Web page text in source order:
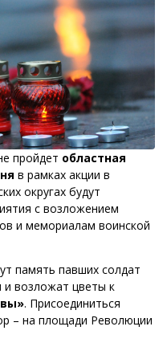
пройдет областная
в рамках акции в
округах будут
с возложением
и мемориалам воинской
память павших солдат
и возложат цветы к
. Присоединиться
– на площади Революции